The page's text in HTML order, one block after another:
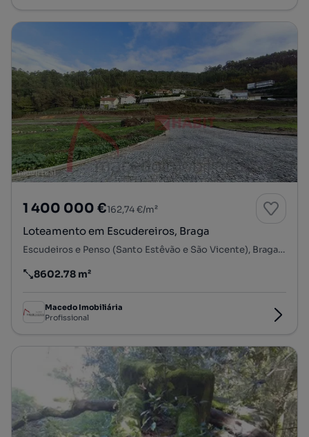
1 400 000 €162,74 €/m²
Loteamento em Escudereiros, Braga
Escudeiros e Penso (Santo Estêvão e São Vicente), Braga, Braga
Preço por metro quadrado
8602.78 m²
Macedo Imobiliária
Profissional